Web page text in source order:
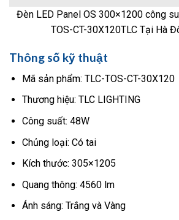
Đèn LED Panel OS 300×1200 công
TOS-CT-30X120TLC Tại Hà
Thông số kỹ thuật
Mã sản phẩm: TLC-TOS-CT-30X120
Thương hiệu: TLC LIGHTING
Công suất: 48W
Chủng loại: Có tai
Kích thước: 305×1205
Quang thông: 4560 lm
Ánh sáng: Trắng và Vàng